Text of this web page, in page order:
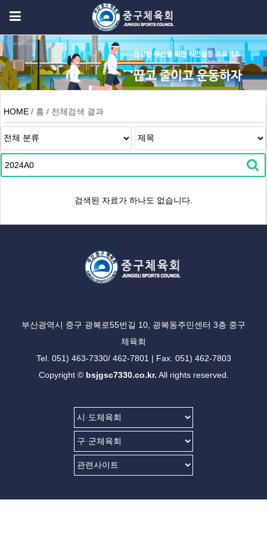
HOME / 홈 / 전체검색 결과
검색된 자료가 하나도 없습니다.
부산광역시 중구 광복로55번길 10, 광복동주민센터 3층 중구
체육회
Tel. 051) 463-7330/ 462-7801 | Fax. 051) 462-7803
Copyright © bsjgsc7330.co.kr. All rights reserved.